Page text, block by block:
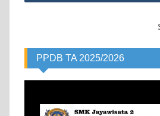
PPDB TA 2025/2026